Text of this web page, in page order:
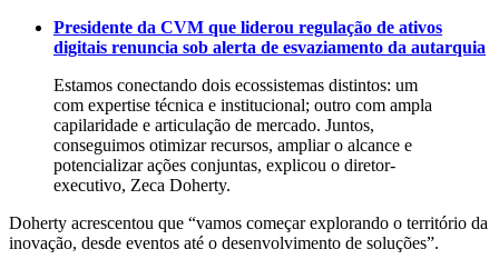
Presidente da CVM que liderou regulação de ativos
digitais renuncia sob alerta de esvaziamento da autarquia
Estamos conectando dois ecossistemas distintos: um
com expertise técnica e institucional; outro com ampla
capilaridade e articulação de mercado. Juntos,
conseguimos otimizar recursos, ampliar o alcance e
potencializar ações conjuntas, explicou o diretor-
executivo, Zeca Doherty.
Doherty acrescentou que “vamos começar explorando o território da
inovação, desde eventos até o desenvolvimento de soluções”.